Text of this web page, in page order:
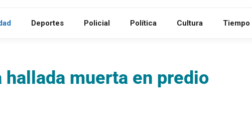
Deportes Policial Política Cultura Tiempo
muerta en predio